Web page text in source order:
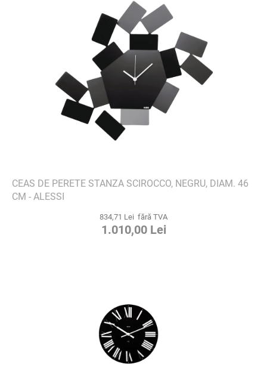
CEAS DE PERETE STANZA SCIROCCO, NEGRU, DIAM. 46
CM - ALESSI
834,71 Lei fără TVA
1.010,00 Lei